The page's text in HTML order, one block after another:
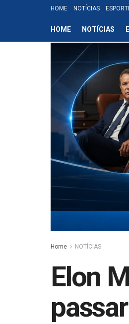
HOME NOTÍCIAS
HOME NOTÍCIAS
Home NOTÍCIAS
Elon